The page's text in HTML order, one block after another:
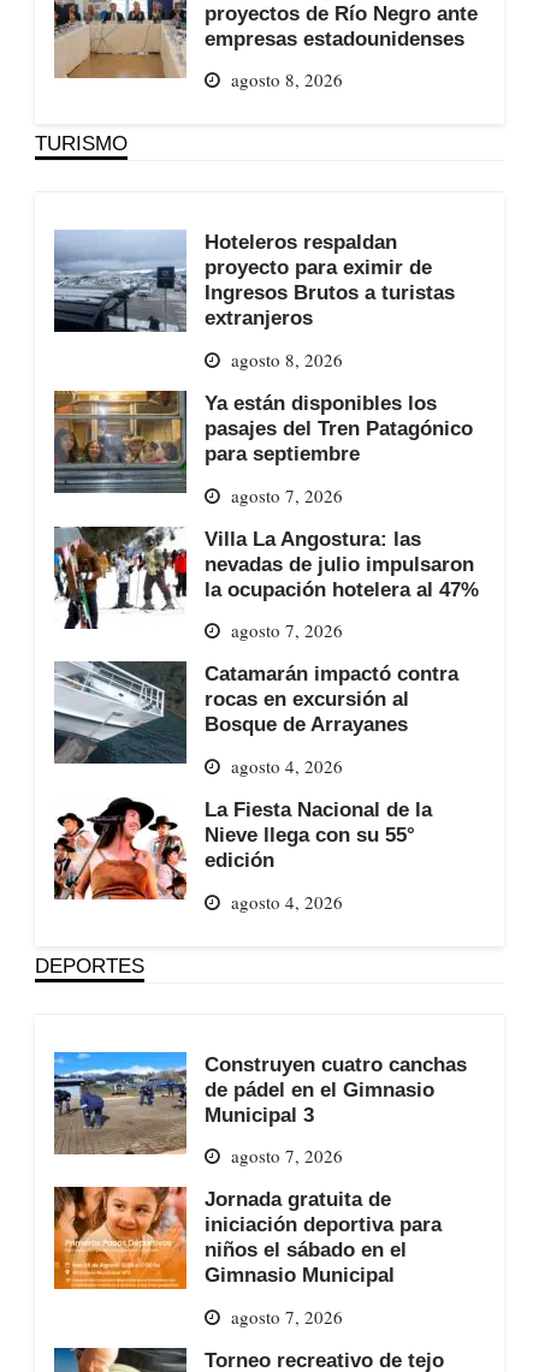
proyectos de Río Negro ante
empresas estadounidenses
agosto 8, 2026
TURISMO
Hoteleros respaldan
proyecto para eximir de
Ingresos Brutos a turistas
extranjeros
agosto 8, 2026
Ya están disponibles los
pasajes del Tren Patagónico
para septiembre
agosto 7, 2026
Villa La Angostura: las
nevadas de julio impulsaron
la ocupación hotelera al 47%
agosto 7, 2026
Catamarán impactó contra
rocas en excursión al
Bosque de Arrayanes
agosto 4, 2026
La Fiesta Nacional de la
Nieve llega con su 55°
edición
agosto 4, 2026
DEPORTES
Construyen cuatro canchas
de pádel en el Gimnasio
Municipal 3
agosto 7, 2026
Jornada gratuita de
iniciación deportiva para
niños el sábado en el
Gimnasio Municipal
agosto 7, 2026
Torneo recreativo de tejo